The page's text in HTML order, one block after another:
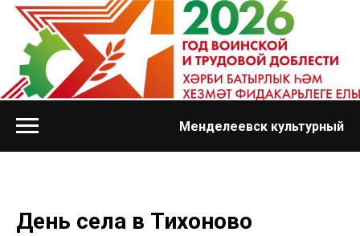
Менделеевск культурный
День села в Тихоново